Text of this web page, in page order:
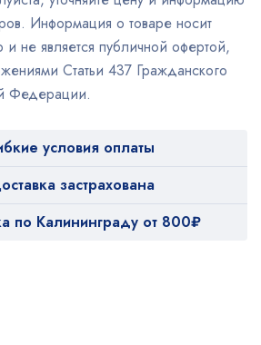
Информация о товаре носит
и не является публичной офертой,
Статьи 437 Гражданского
Федерации.
условия оплаты
застрахована
по Калининграду от 800₽